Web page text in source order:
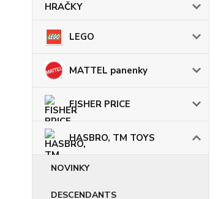
HRAČKY
LEGO
MATTEL panenky
FISHER PRICE
HASBRO, TM TOYS
NOVINKY
DESCENDANTS